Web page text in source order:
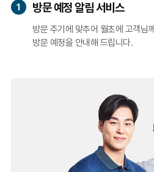
1 방문 예정 알림 서비스
방문 주기에 맞추어 월초에 고객님께
방문 예정을 안내해 드립니다.